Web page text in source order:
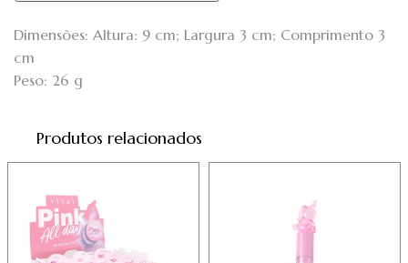
Dimensões: Altura: 9 cm; Largura 3 cm; Comprimento 3
cm
Peso: 26 g
Produtos relacionados